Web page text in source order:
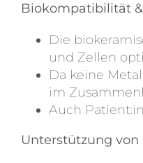
Biokompatibilität
Die
und Zellen
Da keine
im
Auch
Unterstützung